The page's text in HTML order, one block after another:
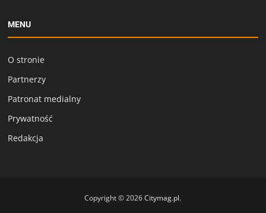
MENU
O stronie
Partnerzy
Patronat medialny
Prywatność
Redakcja
Copyright © 2026Citymag.pl.